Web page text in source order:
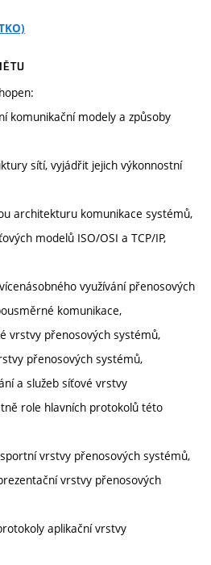
komunikační modely a způsoby
sítí, vyjádřit jejich výkonnostní
architekturu komunikace systémů,
modelů ISO/OSI a TCP/IP,
využívání přenosových
komunikace,
vrstvy přenosových systémů,
přenosových systémů,
a služeb síťové vrstvy
role hlavních protokolů této
vrstvy přenosových systémů,
vrstvy přenosových
aplikační vrstvy